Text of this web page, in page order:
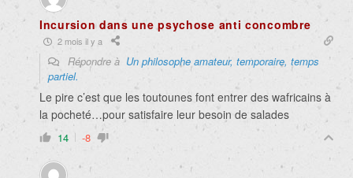
Incursion dans une psychose anti concombre
2 mois il y a
Répondre à Un philosophe amateur, temporaire, temps
partiel.
Le pire c’est que les toutounes font entrer des wafricains à
la pocheté…pour satisfaire leur besoin de salades
14 -8